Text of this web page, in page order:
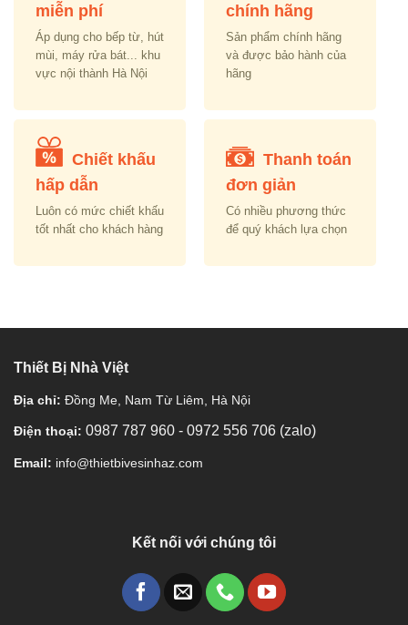
miễn phí
Áp dụng cho bếp từ, hút
mùi, máy rửa bát... khu
vực nội thành Hà Nội
chính hãng
Sản phẩm chính hãng
và được bảo hành của
hãng
Chiết khấu
hấp dẫn
Luôn có mức chiết khấu
tốt nhất cho khách hàng
Thanh toán
đơn giản
Có nhiều phương thức
để quý khách lựa chọn
Thiết Bị Nhà Việt
Địa chỉ: Đồng Me, Nam Từ Liêm, Hà Nội
Điện thoại: 0987 787 960 - 0972 556 706 (zalo)
Email: info@thietbivesinhaz.com
Kết nối với chúng tôi